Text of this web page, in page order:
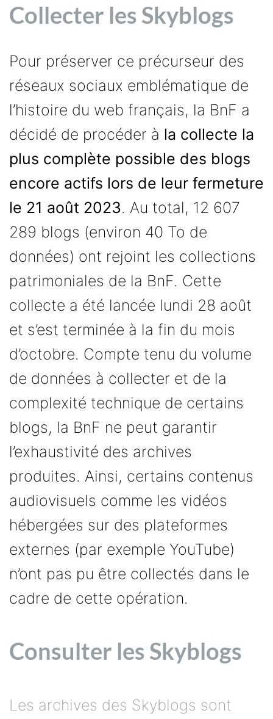
Collecter les Skyblogs
Pour préserver ce précurseur des
réseaux sociaux emblématique de
l’histoire du web français, la BnF a
décidé de procéder à la collecte la
plus complète possible des blogs
encore actifs lors de leur fermeture
le 21 août 2023. Au total, 12 607
289 blogs (environ 40 To de
données) ont rejoint les collections
patrimoniales de la BnF. Cette
collecte a été lancée lundi 28 août
et s’est terminée à la fin du mois
d’octobre. Compte tenu du volume
de données à collecter et de la
complexité technique de certains
blogs, la BnF ne peut garantir
l’exhaustivité des archives
produites. Ainsi, certains contenus
audiovisuels comme les vidéos
hébergées sur des plateformes
externes (par exemple YouTube)
n’ont pas pu être collectés dans le
cadre de cette opération.
Consulter les Skyblogs
Les archives des Skyblogs sont